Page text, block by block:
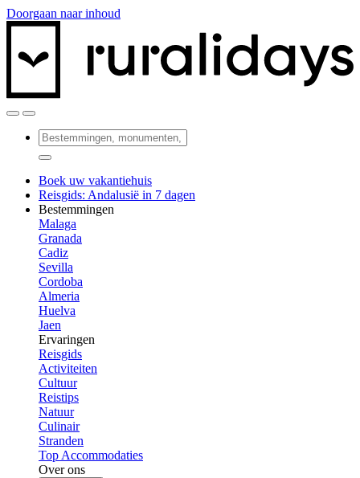
Doorgaan naar inhoud
Boek uw vakantiehuis
Reisgids: Andalusië in 7 dagen
Bestemmingen
Malaga
Granada
Cadiz
Sevilla
Cordoba
Almeria
Huelva
Jaen
Ervaringen
Reisgids
Activiteiten
Cultuur
Reistips
Natuur
Culinair
Stranden
Top Accommodaties
Over ons